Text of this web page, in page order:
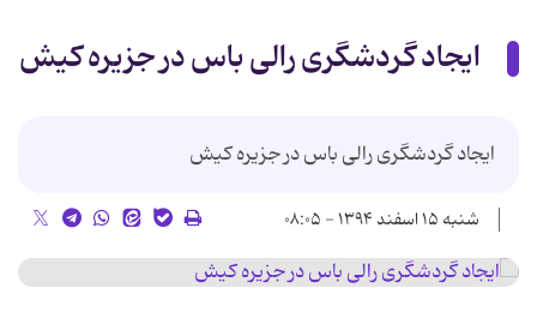
ایجاد گردشگری رالی باس در جزیره کیش
ایجاد گردشگری رالی باس در جزیره کیش
شنبه ۱۵ اسفند ۱۳۹۴ - ۰۸:۰۵